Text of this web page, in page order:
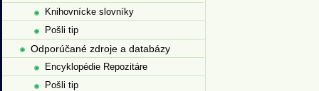
Knihovnícke slovníky
Pošli tip
Odporúčané zdroje a databázy
Encyklopédie Repozitáre
Pošli tip